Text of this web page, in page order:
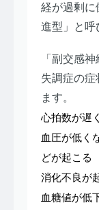
経が過剰に
進型」と呼
「副交感
失調症の症
ます。
心拍数が遅
血圧が低く
どが起こる
消化不良が
血糖値が低